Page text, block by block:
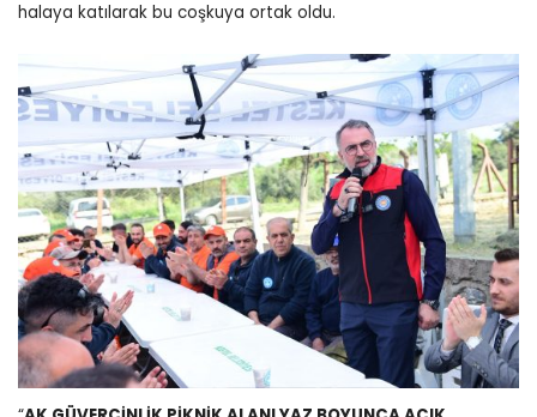
halaya katılarak bu coşkuya ortak oldu.